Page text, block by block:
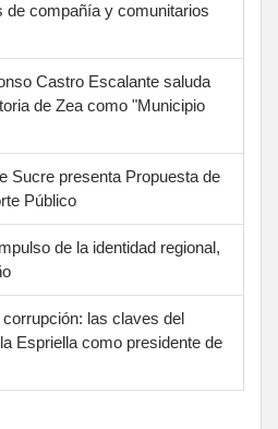
de compañía y comunitarios
Castro Escalante saluda
de Zea como "Municipio
Sucre presenta Propuesta de
Público
de la identidad regional,
las claves del
Espriella como presidente de